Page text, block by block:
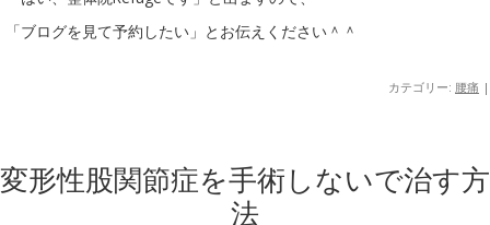
「ブログを見て予約したい」とお伝えください＾＾
カテゴリー: 腰痛 |
変形性股関節症を手術しないで治す方
法